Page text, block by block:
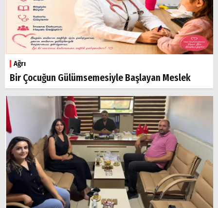
Ağrı
Bir Çocuğun Gülümsemesiyle Başlayan Meslek